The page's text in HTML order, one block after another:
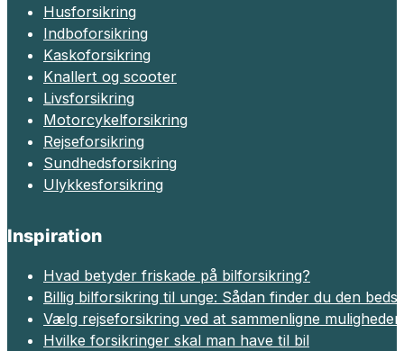
Husforsikring
Indboforsikring
Kaskoforsikring
Knallert og scooter
Livsforsikring
Motorcykelforsikring
Rejseforsikring
Sundhedsforsikring
Ulykkesforsikring
Inspiration
Hvad betyder friskade på bilforsikring?
Billig bilforsikring til unge: Sådan finder du den
Vælg rejseforsikring ved at sammenligne
Hvilke forsikringer skal man have til bil